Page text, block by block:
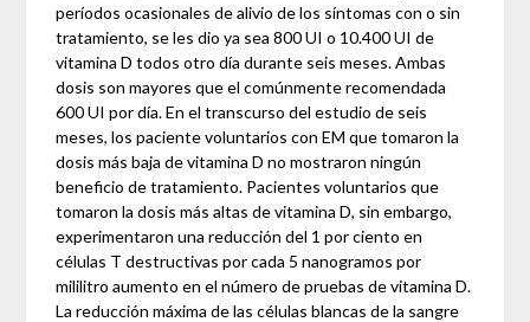
períodos ocasionales de alivio de los síntomas con o sin
tratamiento, se les dio ya sea 800 UI o 10.400 UI de
vitamina D todos otro día durante seis meses. Ambas
dosis son mayores que el comúnmente recomendada
600 UI por día. En el transcurso del estudio de seis
meses, los paciente voluntarios con EM que tomaron la
dosis más baja de vitamina D no mostraron ningún
beneficio de tratamiento. Pacientes voluntarios que
tomaron la dosis más altas de vitamina D, sin embargo,
experimentaron una reducción del 1 por ciento en
células T destructivas por cada 5 nanogramos por
mililitro aumento en el número de pruebas de vitamina D.
La reducción máxima de las células blancas de la sangre